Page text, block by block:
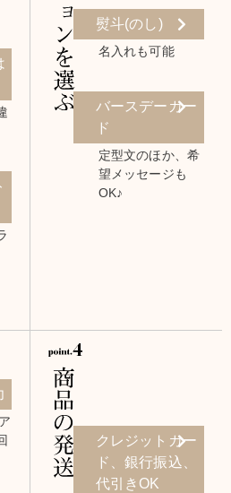
熨斗(のし)
名入れも可能
バースデーカー
ド
定型文のほか、希
望メッセージも
OK♪
クレジットカー
ド、銀行振込、
代引きOK